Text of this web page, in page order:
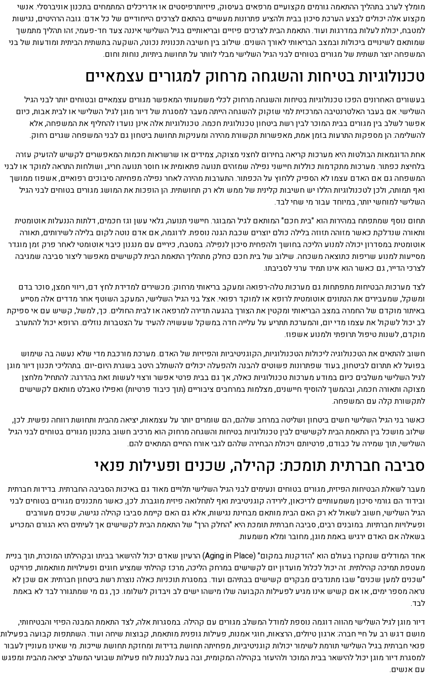
מומלץ לערב בתהליך ההתאמה גורמים מקצועיים מרפאים בעיסוק, פיזיותרפיסטים או אדריכלים המתמחים בתכנון אוניברסלי. אנשי
מקצוע אלה יכולים לבצע הערכת סיכון בבית ולהציע פתרונות מעשיים בהתאם לצרכים הייחודיים של כל אדם: גובה הרהיטים, נגישות
למטבח, יכולת לעלות במדרגות ועוד. התאמת הבית לצרכים פיזיים ובריאותיים בגיל השלישי איננה צעד חד-פעמי; זהו תהליך מתמשך
שמותאם לשינויים ביכולות ובמצב הבריאותי לאורך השנים. שילוב בין חשיבה תכנונית נכונה, השקעה בתשתית הביתית ומודעות של בני
המשפחה יוצר תשתית של מגורים בטוחים לבני הגיל השלישי מבלי לוותר על תחושת ביתיות, נוחות וחום.
טכנולוגיות בטיחות והשגחה מרחוק למגורים עצמאיים
בעשורים האחרונים הפכו טכנולוגיות בטיחות והשגחה מרחוק לכלי משמעותי המאפשר מגורים עצמאיים ובטוחים יותר לבני הגיל
השלישי. אם בעבר האלטרנטיבה המרכזית למי שזקוק להשגחה הייתה מעבר למסגרת של דיור מוגן לגיל השלישי או לבית אבות, כיום
אפשר לשלב בין מגורים בבית המוכר לבין רשת ביטחון טכנולוגית חכמה. טכנולוגיות אלה אינן נועדו להחליף את המשפחה, אלא
להשלימה: הן מספקות התרעות בזמן אמת, מאפשרות תקשורת מהירה ומעניקות תחושת ביטחון גם לבני המשפחה שגרים רחוק.
אחת הדוגמאות הבולטות היא מערכות קריאה בחירום לחצני מצוקה, צמידים או שרשראות חכמות המאפשרים לקשיש להזעיק עזרה
בלחיצת כפתור. מערכות מתקדמות כוללות חיישני נפילה שמזהים תנועה פתאומית או חוסר תנועה חריג, ושולחות התראה למוקד או לבני
המשפחה גם אם האדם עצמו לא הספיק ללחוץ על הכפתור. התערבות מהירה לאחר נפילה מפחיתה סיבוכים רפואיים, אשפוז ממושך
ואף תמותה, ולכן לטכנולוגיות הללו יש חשיבות קלינית של ממש ולא רק תחושתית. הן הופכות את המושג מגורים בטוחים לבני הגיל
השלישי למוחשי יותר, במיוחד עבור מי שחי לבד.
תחום נוסף שמתפתח במהירות הוא "בית חכם" המותאם לגיל המבוגר. חיישני תנועה, גלאי עשן וגז חכמים, דלתות הננעלות אוטומטית
ותאורה שנדלקת כאשר מזוהה תזוזה בלילה כולם יוצרים שכבת הגנה נוספת. לדוגמה, אם אדם נוטה לקום בלילה לשירותים, תאורה
אוטומטית במסדרון יכולה למנוע הליכה בחושך ולהפחית סיכון לנפילה. במטבח, כיריים עם מנגנון כיבוי אוטומטי לאחר פרק זמן מוגדר
מסייעות למנוע שריפות כתוצאה משכחה. שילוב של בית חכם כחלק מתהליך התאמת הבית לקשישים מאפשר ליצור סביבה שמגיבה
לצרכי הדייר, גם כאשר הוא אינו תמיד ערני לסביבתו.
לצד מערכות הבטיחות מתפתחות גם מערכות טלה-רפואה ומעקב בריאותי מרחוק: מכשירים למדידת לחץ דם, ריווי חמצן, סוכר בדם
ומשקל, שמעבירים את הנתונים אוטומטית לרופא או למוקד רפואי. אצל בני הגיל השלישי, המעקב השוטף אחר מדדים אלה מסייע
באיתור מוקדם של החמרה במצב הבריאותי ומקטין את הצורך בהגעה תדירה למרפאה או לבית החולים. כך, למשל, קשיש עם אי ספיקת
לב יכול לשקול את עצמו מדי יום, והמערכת תתריע על עלייה חדה במשקל שעשויה להעיד על הצטברות נוזלים. הרופא יכול להתערב
מוקדם, לשנות טיפול תרופתי ולמנוע אשפוז.
חשוב להתאים את הטכנולוגיה ליכולות הטכנולוגיות, הקוגניטיביות והפיזיות של האדם. מערכת מורכבת מדי שלא נעשה בה שימוש
בפועל לא תתרום לביטחון, בעוד שפתרונות פשוטים להבנה ולהפעלה יכולים להשתלב היטב בשגרת היום-יום. בתהליכי תכנון דיור מוגן
לגיל השלישי משלבים כיום במודע מערכות טכנולוגיות כאלה, אך גם בבית פרטי אפשר ורצוי לעשות זאת בהדרגה: להתחיל מלחצן
מצוקה ותאורה חכמה, ובהמשך להוסיף חיישנים, מצלמות במרחבים ציבוריים (תוך כיבוד פרטיות) ואפילו טאבלט מותאם לקשישים
לתקשורת קלה עם המשפחה.
כאשר בני הגיל השלישי חשים ביטחון ושליטה במרחב שלהם, הם שומרים יותר על עצמאות, יציאה מהבית ותחושת רווחה נפשית. לכן,
שילוב מושכל בין התאמת הבית לקשישים לבין טכנולוגיות בטיחות והשגחה מרחוק הוא מרכיב חשוב בתכנון מגורים בטוחים לבני הגיל
השלישי, תוך שמירה על כבודם, פרטיותם ויכולת הבחירה שלהם לגבי אורח החיים המתאים להם.
סביבה חברתית תומכת: קהילה, שכנים ופעילות פנאי
מעבר לשאלת הבטיחות הפיזית, מגורים בטוחים ונעימים לבני הגיל השלישי תלויים מאוד גם באיכות הסביבה החברתית. בדידות חברתית
ובידוד הם גורמי סיכון משמעותיים לדיכאון, לירידה קוגניטיבית ואף לתחלואה פיזית מוגברת. לכן, כאשר מתכננים מגורים בטוחים לבני
הגיל השלישי, חשוב לשאול לא רק האם הבית מותאם מבחינת נגישות, אלא גם האם קיימת סביבו קהילה נגישה, שכנים מעורבים
ופעילויות חברתיות. במובנים רבים, סביבה חברתית תומכת היא "החלק הרך" של התאמת הבית לקשישים אך לעיתים היא הגורם המכריע
בשאלה אם האדם ירגיש באמת מוגן, מחובר ומלא משמעות.
אחד המודלים שנחקרו בעולם הוא "הזדקנות במקום" (Aging in Place) הרעיון שאדם יכול להישאר בביתו ובקהילתו המוכרת, תוך בניית
מעטפת תמיכה קהילתית. זה יכול לכלול מועדון יום לקשישים במרחק הליכה, מרכז קהילתי שמציע חוגים ופעילויות מותאמות, פרויקט
"שכנים למען שכנים" שבו מתנדבים מבקרים קשישים בבתיהם ועוד. במסגרת תוכניות כאלה נוצרת רשת ביטחון חברתית: אם שכן לא
נראה מספר ימים, או אם קשיש אינו מגיע לפעילות הקבועה שלו מישהו ישים לב ויבדוק לשלומו. כך, גם מי שמתגורר לבד לא באמת
לבד.
דיור מוגן לגיל השלישי מהווה דוגמה נוספת למודל המשלב מגורים עם קהילה. במסגרות אלה, לצד התאמת המבנה הפיזי והבטיחותי,
מושם דגש רב על חיי חברה: ארגון טיולים, הרצאות, חוגי אמנות, פעילות גופנית מותאמת, קבוצות שיחה ועוד. השתתפות קבועה בפעילות
פנאי חברתית בגיל השלישי תורמת לשימור יכולות קוגניטיביות, מפחיתה תחושת בדידות ומחזקת תחושת שייכות. מי שאינו מעוניין לעבור
למסגרת דיור מוגן יכול להישאר בבית המוכר ולהיעזר בקהילה המקומית, ובה בעת לבנות לוח פעילות שבועי המשלב יציאה מהבית ומפגש
עם אנשים.